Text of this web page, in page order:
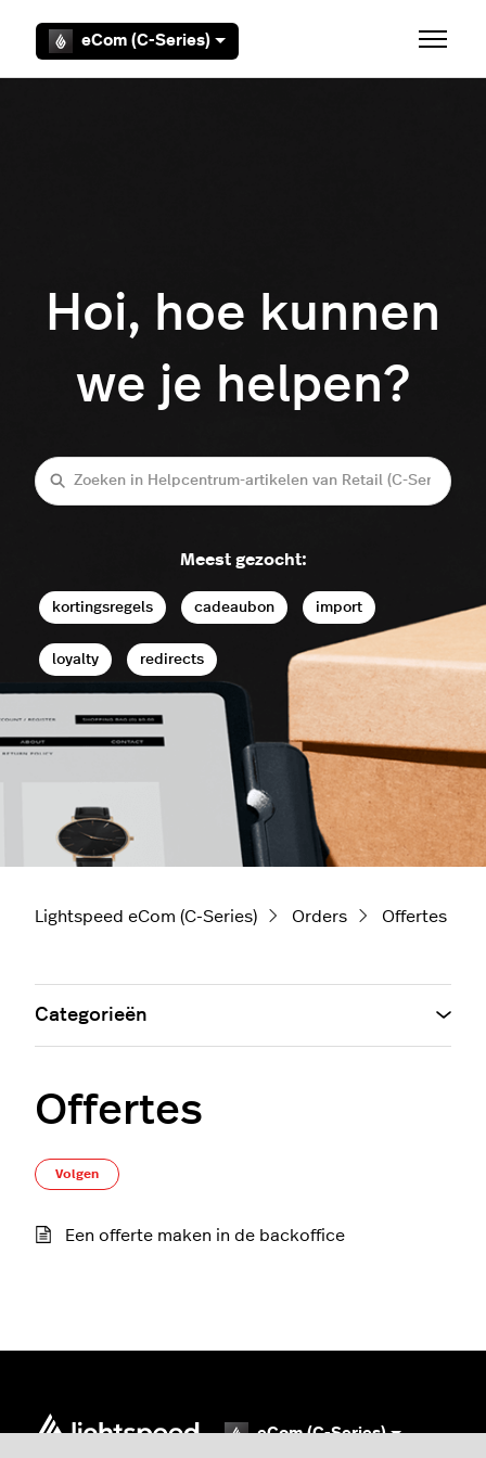
eCom (C-Series)
Hoi, hoe kunnen
we je helpen?
Zoeken
Meest gezocht:
kortingsregels cadeaubon import
loyalty redirects
Lightspeed eCom (C-Series) Orders Offertes
Offertes
Volgen
Een offerte maken in de backoffice
Categorieën
eCom (C-Series)